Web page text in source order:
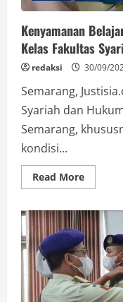
Kenyamanan
Kelas Fakultas
redaksi 30/09/
Semarang,
Syariah dan
Semarang,
kondisi...
Read MoreRead
more
Belajar
Soroti
Kelas
Syariah
dan
Hukum